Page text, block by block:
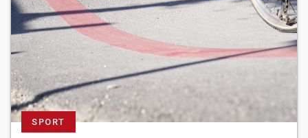
SPORT